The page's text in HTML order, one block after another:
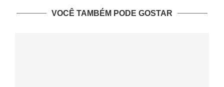
VOCÊ TAMBÉM PODE GOSTAR